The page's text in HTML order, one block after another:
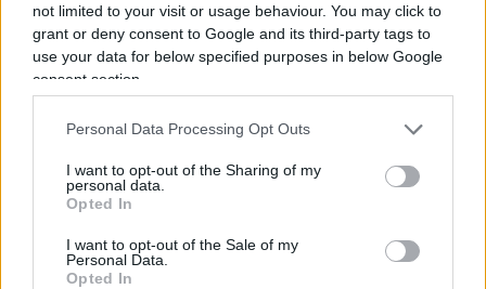
not limited to your visit or usage behaviour. You may click to
grant or deny consent to Google and its third-party tags to
use your data for below specified purposes in below Google
consent section.
Personal Data Processing Opt Outs
I want to opt-out of the Sharing of my
personal data.
Opted In
I want to opt-out of the Sale of my
Personal Data.
Opted In
Poi c’è sempre “l’eterno insoddisfatto” che si
lamenta per la zona gialla e se poi diventa zona
bianca si lamenta perché vuole andare a cena alle
22:30. Caro sig. Sanna non è certo un bluff. Pensi
Salvatore D. Faedda, 3 marzo 2021
#RIAPERTURE